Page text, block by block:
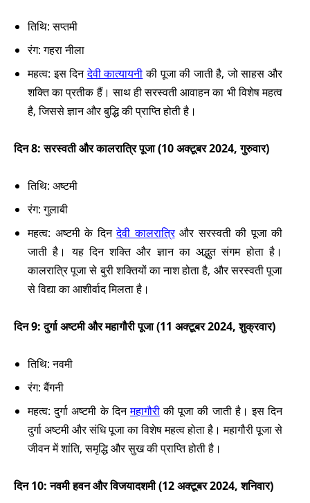
तिथि: सप्तमी
रंग: गहरा नीला
महत्व: इस दिनदेवी कात्यायनीकी पूजा की जाती है, जो साहस और
शक्ति का प्रतीक हैं। साथ ही सरस्वती आवाहन का भी विशेष महत्व
है, जिससे ज्ञान और बुद्धि की प्राप्ति होती है।
दिन 8: सरस्वती और कालरात्रि पूजा (10 अक्टूबर 2024, गुरुवार)
तिथि: अष्टमी
रंग: गुलाबी
महत्व: अष्टमी के दिनदेवी कालरात्रिऔर सरस्वती की पूजा की
जाती है। यह दिन शक्ति और ज्ञान का अद्भुत संगम होता है।
कालरात्रि पूजा से बुरी शक्तियों का नाश होता है, और सरस्वती पूजा
से विद्या का आशीर्वाद मिलता है।
दिन 9: दुर्गा अष्टमी और महागौरी पूजा (11 अक्टूबर 2024, शुक्रवार)
तिथि: नवमी
रंग: बैंगनी
महत्व: दुर्गा अष्टमी के दिनमहागौरीकी पूजा की जाती है। इस दिन
दुर्गा अष्टमी और संधि पूजा का विशेष महत्व होता है। महागौरी पूजा से
जीवन में शांति, समृद्धि और सुख की प्राप्ति होती है।
दिन 10: नवमी हवन और विजयादशमी (12 अक्टूबर 2024, शनिवार)